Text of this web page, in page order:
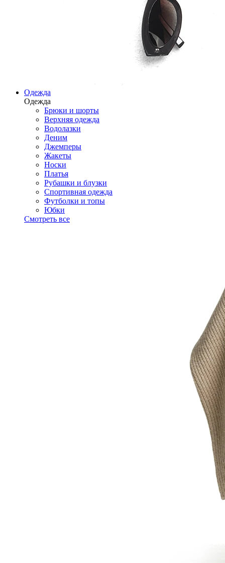
Одежда
Одежда
Брюки и шорты
Верхняя одежда
Водолазки
Деним
Джемперы
Жакеты
Носки
Платья
Рубашки и блузки
Спортивная одежда
Футболки и топы
Юбки
Смотреть все